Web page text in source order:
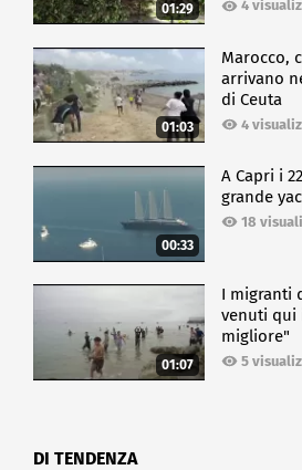
01:29 4
01:03
Marocco,
arrivano
di Ceuta
4
00:33
A Capri i
grande
18
01:07
I migranti
venuti qui
migliore"
5
DI TENDENZA